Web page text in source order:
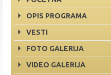
OPIS PROGRAMA
VESTI
FOTO GALERIJA
VIDEO GALERIJA